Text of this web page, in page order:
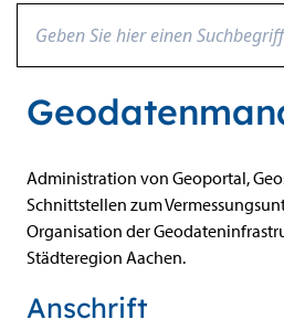
Beschreibung
Administration von Geoportal,
Schnittstellen zum
Organisation der
Städteregion Aachen.
Anschrift